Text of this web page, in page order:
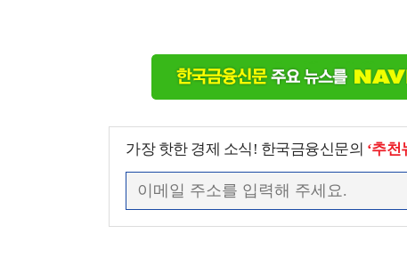
가장 핫한 경제 소식! 한국금융신문의 ‘추천